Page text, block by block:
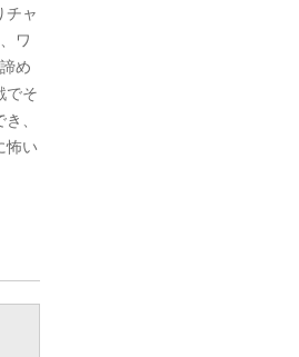
チャ
ワ
め
でそ
、
怖い